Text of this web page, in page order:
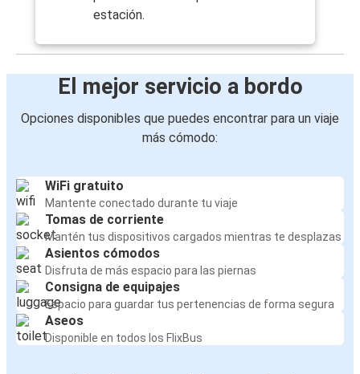
estación.
El mejor servicio a bordo
Opciones disponibles que puedes encontrar para un viaje
más cómodo:
WiFi gratuito
Mantente conectado durante tu viaje
Tomas de corriente
Mantén tus dispositivos cargados mientras te desplazas
Asientos cómodos
Disfruta de más espacio para las piernas
Consigna de equipajes
Espacio para guardar tus pertenencias de forma segura
Aseos
Disponible en todos los FlixBus